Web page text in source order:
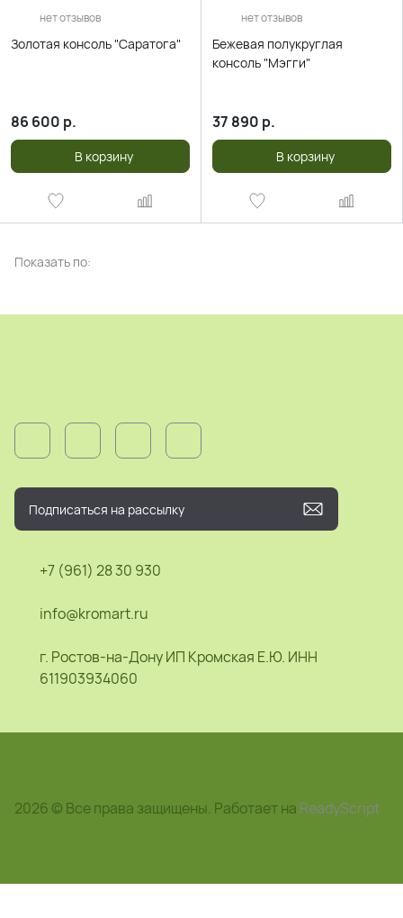
нет отзывов
Золотая консоль "Саратога"
86 600 р.
В корзину
нет отзывов
Бежевая полукруглая
консоль "Мэгги"
37 890 р.
В корзину
Показать по:
+7 (961) 28 30 930
info@kromart.ru
г. Ростов-на-Дону ИП Кромская Е.Ю. ИНН
611903934060
2026 © Все права защищены. Работает на ReadyScript